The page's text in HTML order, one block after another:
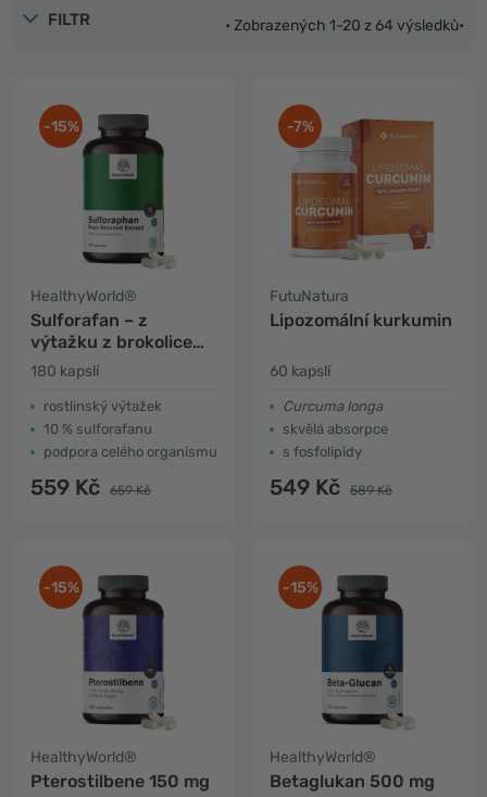
FILTR • Zobrazených 1-20 z 64 výsledků•
-15%
HealthyWorld®
Sulforafan – z
výtažku z brokolice
50 mg
180 kapslí
rostlinský výtažek
10 % sulforafanu
podpora celého organismu
559 Kč 659 Kč
-7%
FutuNatura
Lipozomální kurkumin
60 kapslí
Curcuma longa
skvělá absorpce
s fosfolipidy
549 Kč 589 Kč
-15%
HealthyWorld®
Pterostilbene 150 mg
-15%
HealthyWorld®
Betaglukan 500 mg